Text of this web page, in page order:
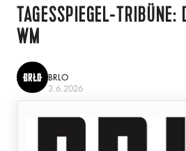
TAGESSPIEGEL-TRIBÜNE:
WM
BRLO
3.6.2026